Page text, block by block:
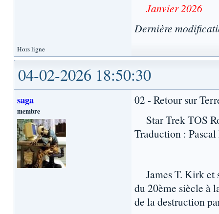
Janvier 2026
Dernière
Hors ligne
04-02-2026 18:50:30
saga
membre
02 - Retour sur
Star Trek TOS
Traduction :
James T. Kirk et
du 20ème siècle à
de la destruction